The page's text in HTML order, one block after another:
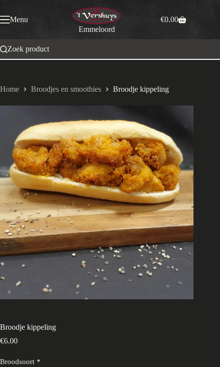
de Menu
Emmeloord
Winkelwagen
€0.00
Zoek product
Home Broodjes en smoothies Broodje kippeling
Broodje kippeling
€6.00
Broodsoort *